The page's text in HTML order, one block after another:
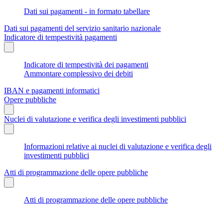
Dati sui pagamenti - in formato tabellare
Dati sui pagamenti del servizio sanitario nazionale
Indicatore di tempestività pagamenti
Indicatore di tempestività dei pagamenti
Ammontare complessivo dei debiti
IBAN e pagamenti informatici
Opere pubbliche
Nuclei di valutazione e verifica degli investimenti pubblici
Informazioni relative ai nuclei di valutazione e verifica degli
investimenti pubblici
Atti di programmazione delle opere pubbliche
Atti di programmazione delle opere pubbliche